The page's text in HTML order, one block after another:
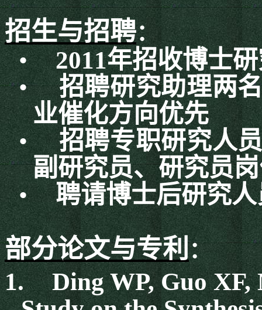
招生与招聘：
• 2011年招收博士
•
招聘研究助理两
业催化方向优先
•
招聘专职研究人
副研究员、研究员
•
聘请博士后研究
部分论文与专利：
1.
Ding WP, Guo XF,